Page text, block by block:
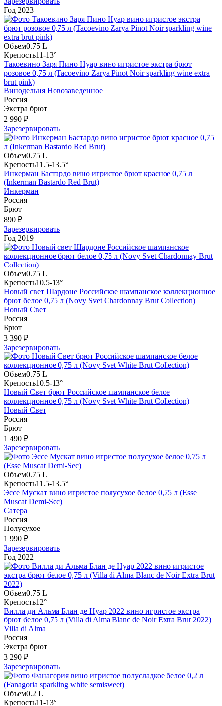
Год 2023
Объем0.75 L
Крепость11-13°
Такоевино Заря Пино Нуар вино игристое экстра брют
розовое 0,75 л (Tacoevino Zarya Pinot Noir sparkling wine extra
brut pink)
Винодельня Новозаведенное
Россия
Экстра брют
2 990 ₽
Зарезервировать
Объем0.75 L
Крепость11.5-13.5°
Инкерман Бастардо вино игристое брют красное 0,75 л
(Inkerman Bastardo Red Brut)
Инкерман
Россия
Брют
890 ₽
Зарезервировать
Год 2019
Объем0.75 L
Крепость10.5-13°
Новый свет Шардоне Российское шампанское коллекционное
брют белое 0,75 л (Novy Svet Chardonnay Brut Collection)
Новый Свет
Россия
Брют
3 390 ₽
Зарезервировать
Объем0.75 L
Крепость10.5-13°
Новый Свет брют Российское шампанское белое
коллекционное 0,75 л (Novy Svet White Brut Collection)
Новый Свет
Россия
Брют
1 490 ₽
Зарезервировать
Объем0.75 L
Крепость11.5-13.5°
Эссе Мускат вино игристое полусухое белое 0,75 л (Esse
Muscat Demi-Sec)
Сатера
Россия
Полусухое
1 990 ₽
Зарезервировать
Год 2022
Объем0.75 L
Крепость12°
Вилла ди Альма Блан де Нуар 2022 вино игристое экстра
брют белое 0,75 л (Villa di Alma Blanc de Noir Extra Brut 2022)
Villa di Alma
Россия
Экстра брют
3 290 ₽
Зарезервировать
Объем0.2 L
Крепость11-13°